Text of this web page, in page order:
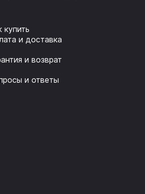
купить
и доставка
и возврат
и ответы